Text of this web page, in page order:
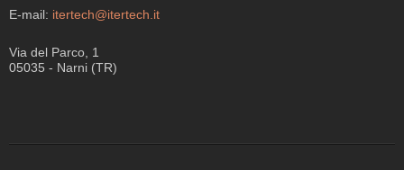
E-mail: itertech@itertech.it
Via del Parco, 1
05035 - Narni (TR)